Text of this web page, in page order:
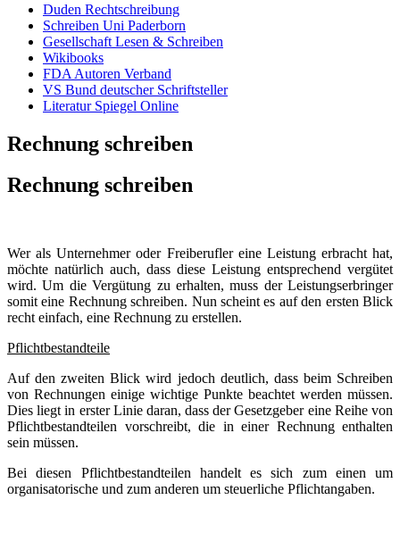
Duden Rechtschreibung
Schreiben Uni Paderborn
Gesellschaft Lesen & Schreiben
Wikibooks
FDA Autoren Verband
VS Bund deutscher Schriftsteller
Literatur Spiegel Online
Rechnung schreiben
Rechnung schreiben
Wer als Unternehmer oder Freiberufler eine Leistung erbracht hat,
möchte natürlich auch, dass diese Leistung entsprechend vergütet
wird. Um die Vergütung zu erhalten, muss der Leistungserbringer
somit eine Rechnung schreiben. Nun scheint es auf den ersten Blick
recht einfach, eine Rechnung zu erstellen.
Pflichtbestandteile
Auf den zweiten Blick wird jedoch deutlich, dass beim Schreiben
von Rechnungen einige wichtige Punkte beachtet werden müssen.
Dies liegt in erster Linie daran, dass der Gesetzgeber eine Reihe von
Pflichtbestandteilen vorschreibt, die in einer Rechnung enthalten
sein müssen.
Bei diesen Pflichtbestandteilen handelt es sich zum einen um
organisatorische und zum anderen um steuerliche Pflichtangaben.